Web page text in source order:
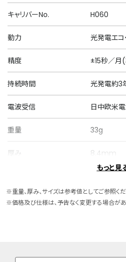
キャリバーNo. H060
動力 光発電エコ
精度 ±15秒／月
持続時間 光発電約3
電波受信 日中欧米
重量 33g
厚み 8.4mm
ケース素材 スーパーチ
三ツ折れプ
もっと見
※重量、厚み、サイズは参考値としてご参照くだ
※価格及び仕様は、予告なく変更する場合があ